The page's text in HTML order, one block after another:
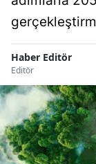
Haber Editör
Editör